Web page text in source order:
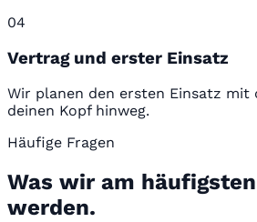
04
Vertrag und erster Einsatz
Wir planen den ersten Einsatz mit
deinen Kopf hinweg.
Häufige Fragen
Was wir am
werden.